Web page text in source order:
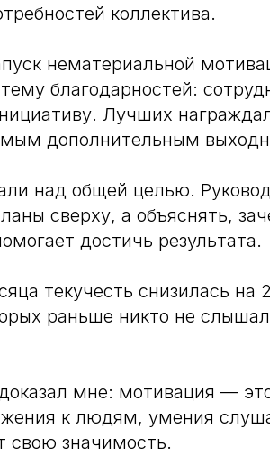
коллектива.
нематериальной
благодарностей:
Лучших
дополнительным
над общей целью.
сверху, а объяснять,
достичь результата.
текучесть снизилась на
раньше никто не
мне: мотивация —
к людям, умения
свою значимость.